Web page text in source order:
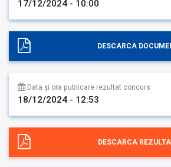
17/12/2024 - 10:00
DESCARCA
Data și ora publicare rezultat concurs
18/12/2024 - 12:53
DESCARCA